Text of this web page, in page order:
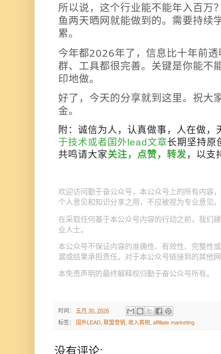
所以说，这个行业能不能年入百万
鱼两天晒网就能做到的。需要持续
累。
今年都2026年了，信息比十年前
群、工具都很完善。关键是你能不
印地做。
好了，今天的分享就到这里。祝大
金。
附：诚信为人，认真做事，人在做，
于技术或者国外lead文章长期坚持原
共鸣请大家关注，点赞，转发，以支
欢迎访问勤于奋公众号，本公众号 上的所有内容
个人意见和知识分享之用，不应被视为专业意见。
在采取任何基于本公众号内容的行动之前，我们
业人士。
本公众号不保证内容的准确性、有效性、完整性
漏或结果承担责任。对于本公众号链接到的其他
本免责声明的最终解释权归勤于奋公众号所有。
时间： 五月 30, 2026
标签： 国外LEAD 联盟营销 收入真相 affiliate marketing